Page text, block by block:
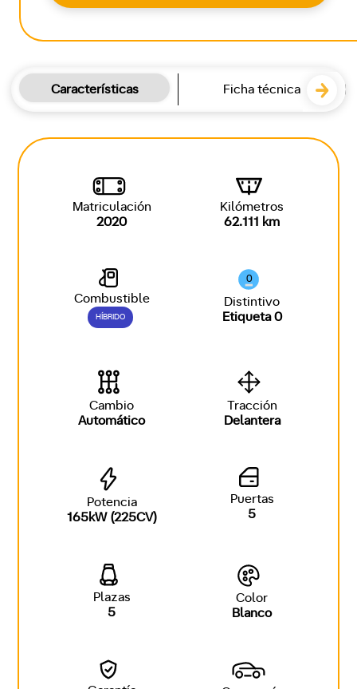
Características Ficha técnica
Matriculación
2020
Kilómetros
62.111 km
Combustible
HÍBRIDO
0
Distintivo
Etiqueta 0
Cambio
Automático
Tracción
Delantera
Potencia
165kW (225CV)
Puertas
5
Plazas
5
Color
Blanco